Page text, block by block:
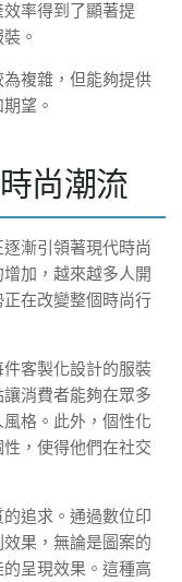
率得到了顯著提
。
複雜，但能夠提供
望。
尚潮流
漸引領著現代時尚
加，越來越多人開
在改變整個時尚行
客製化設計的服裝
消費者能夠在眾多
格。此外，個性化
，使得他們在社交
追求。通過數位印
果，無論是圖案的
呈現效果。這種高